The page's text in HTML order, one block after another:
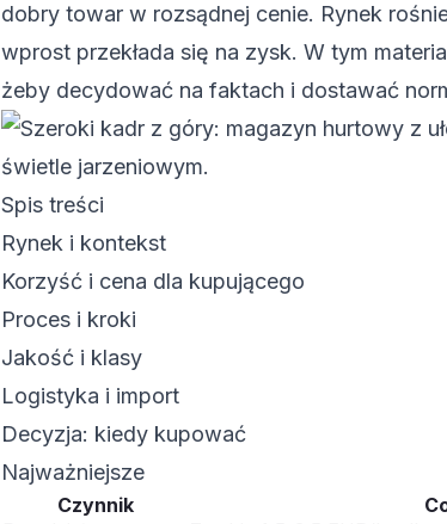
dobry towar w rozsądnej cenie. Rynek
wprost przekłada się na zysk. W tym
żeby decydować na faktach i dostawać
Spis treści
Rynek i kontekst
Korzyść i cena dla kupującego
Proces i kroki
Jakość i klasy
Logistyka i import
Decyzja: kiedy kupować
Najważniejsze
Czynnik